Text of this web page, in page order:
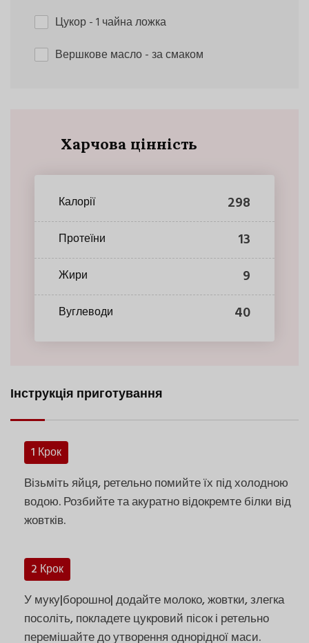
Цукор- 1 чайна ложка
Вершкове масло- за смаком
Харчова цінність
Калорії 298
Протеїни 13
Жири 9
Вуглеводи 40
Інструкція приготування
1 Крок
Візьміть яйця, ретельно помийте їх під холодною
водою. Розбийте та акуратно відокремте білки від
жовтків.
2 Крок
У муку|борошно| додайте молоко, жовтки, злегка
посоліть, покладете цукровий пісок і ретельно
перемішайте до утворення однорідної маси.